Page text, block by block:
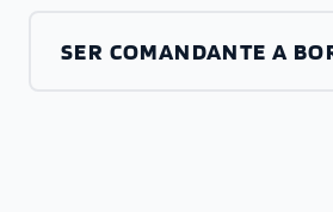
SER COMANDANTE A